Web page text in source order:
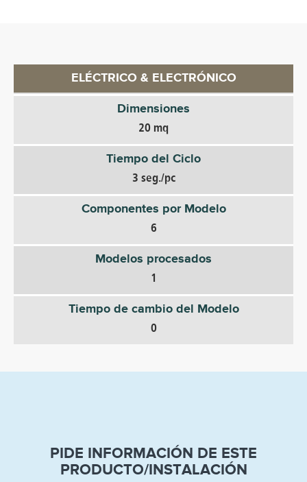
ELÉCTRICO & ELECTRÓNICO
Dimensiones
20 mq
Tiempo del Ciclo
3 seg./pc
Componentes por Modelo
6
Modelos procesados
1
Tiempo de cambio del Modelo
0
PIDE INFORMACIÓN DE ESTE
PRODUCTO/INSTALACIÓN